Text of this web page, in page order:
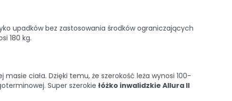
upadków bez zastosowania środków ograniczających
180 kg.
ciała. Dzięki temu, że szerokość leża wynosi 100-
Super szerokie łóżko inwalidzkie Allura II